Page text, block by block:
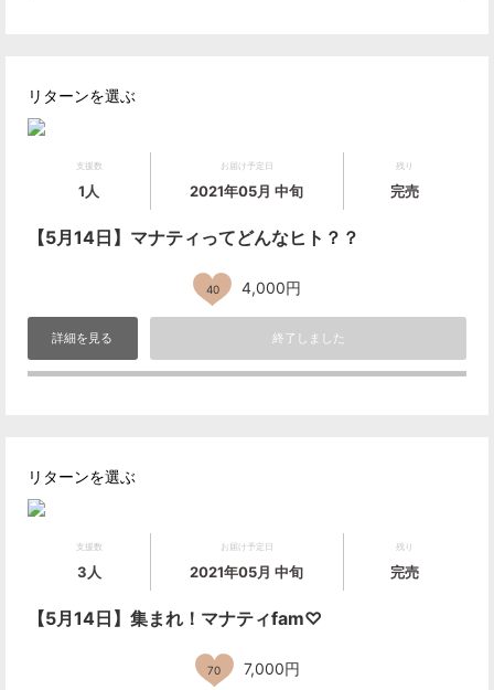
リターンを選ぶ
支援数
1人
お届け予定日
2021年05月 中旬
残り
完売
【5月14日】マナティってどんなヒト？？
40 4,000円
詳細を見る 終了しました
リターンを選ぶ
支援数
3人
お届け予定日
2021年05月 中旬
残り
完売
【5月14日】集まれ！マナティfam♡
70 7,000円